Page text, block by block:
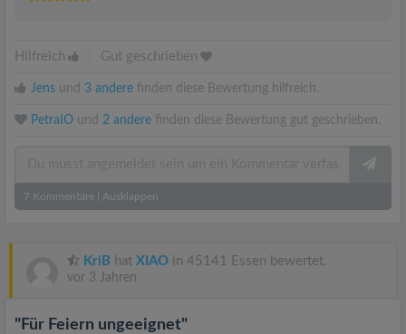
Hilfreich Gut geschrieben
Jens und 3 andere finden diese Bewertung hilfreich.
PetraIO und 2 andere finden diese Bewertung gut geschrieben.
7 Kommentare Ausklappen
KriB hat XIAO in 45141 Essen bewertet.
vor 3 Jahren
"Für Feiern ungeeignet"